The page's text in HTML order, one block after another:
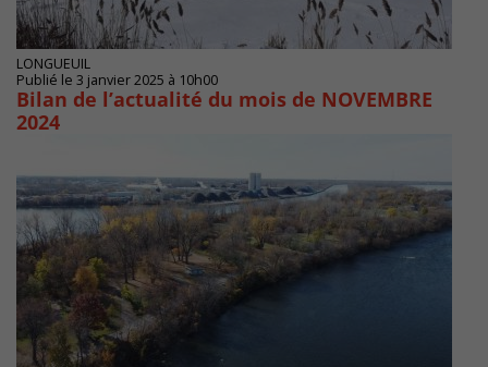
LONGUEUIL
Publié le 3 janvier 2025 à 10h00
Bilan de l’actualité du mois de NOVEMBRE
2024